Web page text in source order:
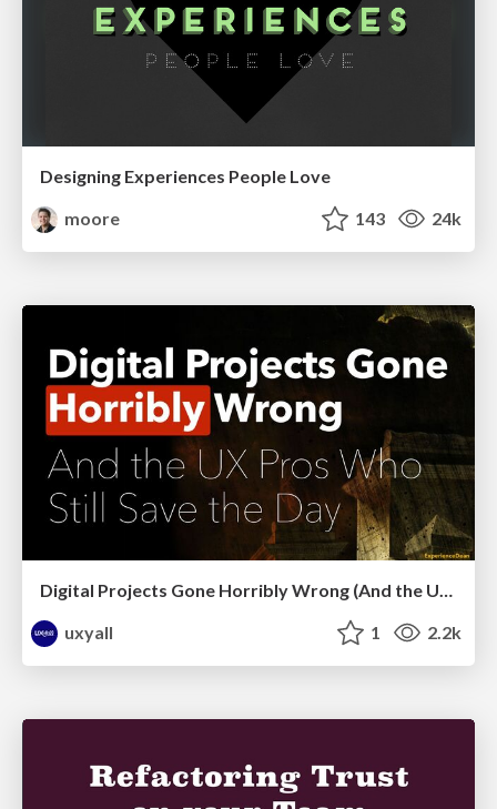
Designing Experiences People Love
moore
143 24k
uxyall
1 2.2k